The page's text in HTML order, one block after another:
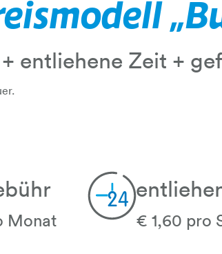
entliehene Zeit +
Monat € 1,60 pro